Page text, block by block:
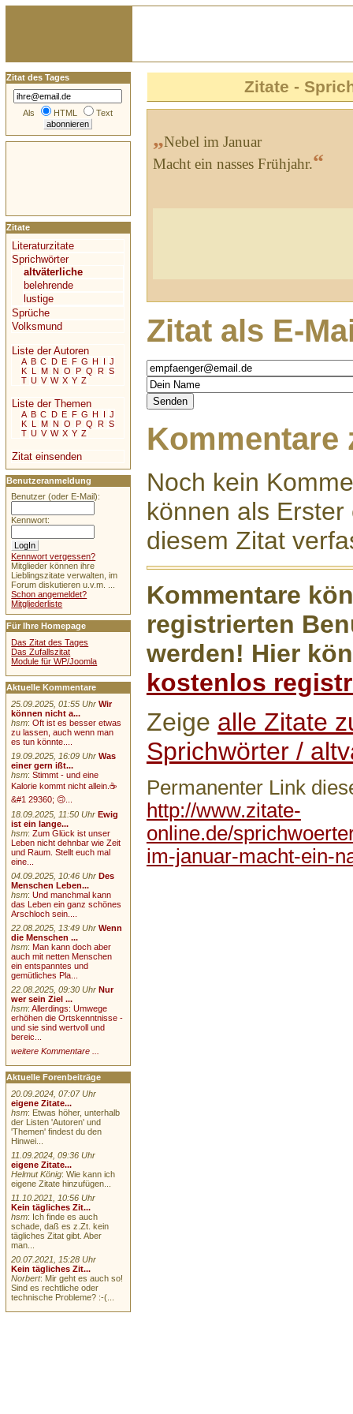
Zitate -
„Nebel im Januar
Macht ein nasses Frühjahr.“
Zitat als E-
Kommentare
Noch kein
können als
diesem Zitat
Kommentare
registrierten
werden! Hier
kostenlos
Zeige alle Zitate
Sprichwörter /
Permanenter Link
http://www.zitate-
online.de/
im-januar-macht-ein-
Zitat des Tages
Als HTML Text
Zitate
Literaturzitate
Sprichwörter
altväterliche
belehrende
lustige
Sprüche
Volksmund
Liste der Autoren
A B C D E F G H I J
K L M N O P Q R S
T U V W X Y Z
Liste der Themen
A B C D E F G H I J
K L M N O P Q R S
T U V W X Y Z
Zitat einsenden
Benutzeranmeldung
Benutzer (oder E-Mail):
Kennwort:
Kennwort vergessen?
Mitglieder können ihre
Lieblingszitate verwalten, im
Forum diskutieren u.v.m. ...
Schon angemeldet?
Mitgliederliste
Für Ihre Homepage
Das Zitat des Tages
Das Zufallszitat
Module für WP/Joomla
Aktuelle Kommentare
25.09.2025, 01:55 Uhr Wir
können nicht a...
hsm:Oft ist es besser etwas
zu lassen, auch wenn man
es tun könnte....
19.09.2025, 16:09 Uhr Was
einer gern ißt...
hsm:Stimmt - und eine
Kalorie kommt nicht allein.☕
&#1 29360; 🙃...
18.09.2025, 11:50 Uhr Ewig
ist ein lange...
hsm:Zum Glück ist unser
Leben nicht dehnbar wie Zeit
und Raum. Stellt euch mal
eine...
04.09.2025, 10:46 Uhr Des
Menschen Leben...
hsm:Und manchmal kann
das Leben ein ganz schönes
Arschloch sein....
22.08.2025, 13:49 Uhr Wenn
die Menschen ...
hsm:Man kann doch aber
auch mit netten Menschen
ein entspanntes und
gemütliches Pla...
22.08.2025, 09:30 Uhr Nur
wer sein Ziel ...
hsm:Allerdings: Umwege
erhöhen die Ortskenntnisse -
und sie sind wertvoll und
bereic...
weitere Kommentare ...
Aktuelle Forenbeiträge
20.09.2024, 07:07 Uhr
eigene Zitate...
hsm: Etwas höher, unterhalb
der Listen 'Autoren' und
'Themen' findest du den
Hinwei...
11.09.2024, 09:36 Uhr
eigene Zitate...
Helmut König: Wie kann ich
eigene Zitate hinzufügen...
11.10.2021, 10:56 Uhr
Kein tägliches Zit...
hsm: Ich finde es auch
schade, daß es z.Zt. kein
tägliches Zitat gibt. Aber
man...
20.07.2021, 15:28 Uhr
Kein tägliches Zit...
Norbert: Mir geht es auch so!
Sind es rechtliche oder
technische Probleme? :-(...